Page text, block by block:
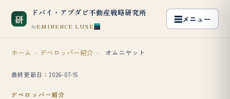
研
ドバイ・アブダビ不動産戦略研究所
byEMINENCE LUXE
ホーム › デベロッパー紹介 › オムニヤット
最終更新日：2026-07-15
デベロッパー紹介